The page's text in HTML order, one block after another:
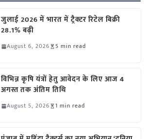
जुलाई 2026 में भारत में ट्रैक्टर रिटेल बिक्री
28.1% बढ़ी
August 6, 2026 5 min read
विभिन्न कृषि यंत्रों हेतु आवेदन के लिए आज 4
अगस्त तक अंतिम तिथि
August 5, 2026 1 min read